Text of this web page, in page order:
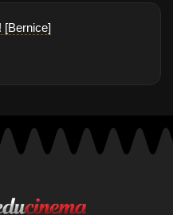
[Bernice]